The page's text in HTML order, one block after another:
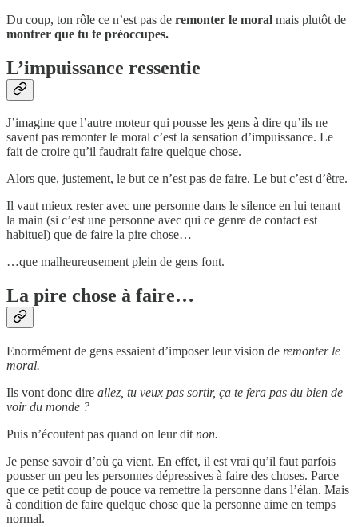
Du coup, ton rôle ce n’est pas de remonter le moral mais plutôt de
montrer que tu te préoccupes.
L’impuissance ressentie
J’imagine que l’autre moteur qui pousse les gens à dire qu’ils ne
savent pas remonter le moral c’est la sensation d’impuissance. Le
fait de croire qu’il faudrait faire quelque chose.
Alors que, justement, le but ce n’est pas de faire. Le but c’est d’être.
Il vaut mieux rester avec une personne dans le silence en lui tenant
la main (si c’est une personne avec qui ce genre de contact est
habituel) que de faire la pire chose…
…que malheureusement plein de gens font.
La pire chose à faire…
Enormément de gens essaient d’imposer leur vision de remonter le
moral.
Ils vont donc dire allez, tu veux pas sortir, ça te fera pas du bien de
voir du monde ?
Puis n’écoutent pas quand on leur dit non.
Je pense savoir d’où ça vient. En effet, il est vrai qu’il faut parfois
pousser un peu les personnes dépressives à faire des choses. Parce
que ce petit coup de pouce va remettre la personne dans l’élan. Mais
à condition de faire quelque chose que la personne aime en temps
normal.